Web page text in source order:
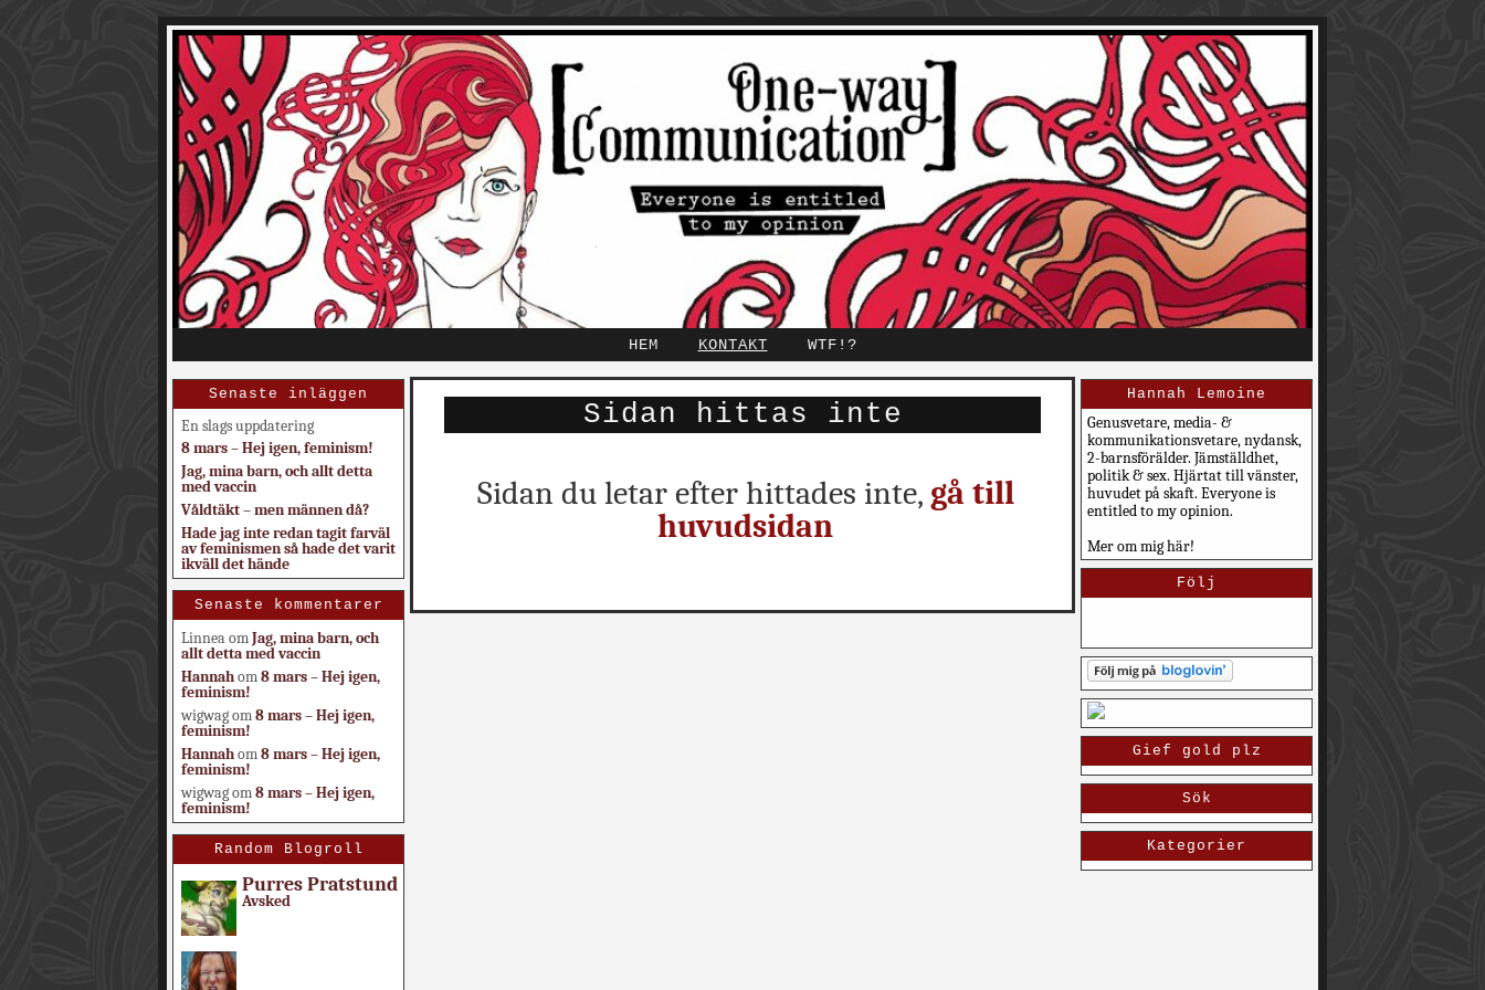
HEM KONTAKT WTF!?
Senaste inläggen
En slags uppdatering
8 mars – Hej igen, feminism!
Jag, mina barn, och allt detta
med vaccin
Våldtäkt – men männen då?
Hade jag inte redan tagit farväl
av feminismen så hade det varit
ikväll det hände
Senaste kommentarer
LinneaomJag, mina barn, och
allt detta med vaccin
Hannahom8 mars – Hej igen,
feminism!
wigwagom8 mars – Hej igen,
feminism!
Hannahom8 mars – Hej igen,
feminism!
wigwagom8 mars – Hej igen,
feminism!
Random Blogroll
Purres Pratstund
Avsked
Sidan hittas inte
Sidan du letar efter hittades inte, gå till
huvudsidan
Hannah Lemoine
Genusvetare, media- &
kommunikationsvetare, nydansk,
2-barnsförälder. Jämställdhet,
politik & sex. Hjärtat till vänster,
huvudet på skaft. Everyone is
entitled to my opinion.
Mer om mig här!
Följ
Gief gold plz
Sök
Kategorier